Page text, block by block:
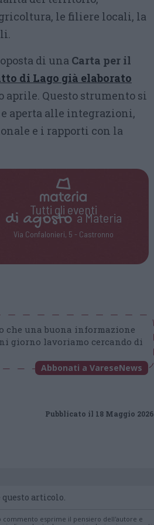
le filiere locali, la
.
di una Carta per il
di Lago già elaborato
aprile. Questo strumento si
aperta alle integrazioni,
e i rapporti con la
Tutti gli eventi
di agostoa Materia
Via Confalonieri, 5 - Castronno
che una buona informazione
giorno lavoriamo cercando di
Abbonati a VareseNews
Pubblicato il 18 Maggio 2026
articolo.
commento esprime il pensiero dell'autore e